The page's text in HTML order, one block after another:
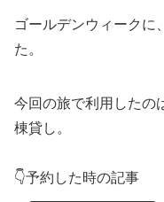
ゴールデンウィークに
た。
今回の旅で利用したの
棟貸し。
👇️予約した時の記事